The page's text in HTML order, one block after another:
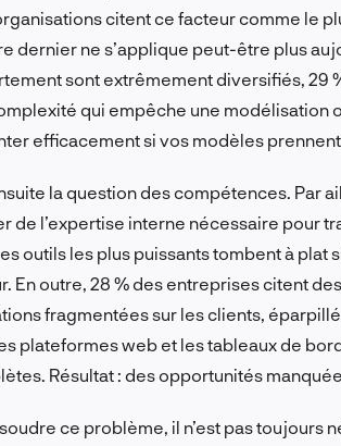
citent ce facteur comme le
dernier ne s’applique peut-être plus
sont extrêmement diversifiés, 29
qui empêche une modélisation
efficacement si vos modèles
la question des compétences. Par
de l’expertise interne nécessaire pour
outils les plus puissants tombent à
En outre, 28 % des entreprises citent
fragmentées sur les clients,
plateformes web et les tableaux de
Résultat : des opportunités
ce problème, il n’est pas toujours